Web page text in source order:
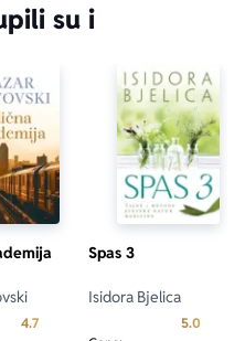
su i
od 5
4.7Prosecna ocena je 4.7 od 5
Spas 3
Isidora Bjelica
5.0